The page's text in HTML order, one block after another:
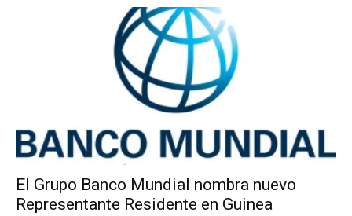
El Grupo Banco Mundial nombra nuevo
Representante Residente en Guinea